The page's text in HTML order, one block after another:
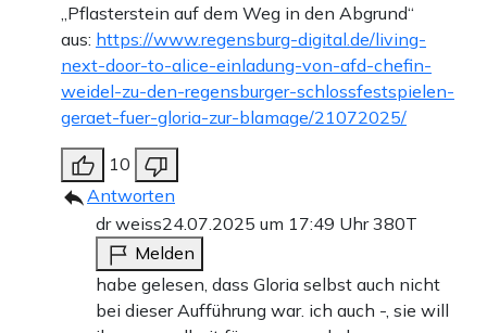
„Pflasterstein auf dem Weg in den Abgrund“
aus: https://www.regensburg-digital.de/living-
next-door-to-alice-einladung-von-afd-chefin-
weidel-zu-den-regensburger-schlossfestspielen-
geraet-fuer-gloria-zur-blamage/21072025/
10
Antworten
dr weiss24.07.2025 um 17:49 Uhr380T
Melden
habe gelesen, dass Gloria selbst auch nicht
bei dieser Aufführung war. ich auch -, sie will